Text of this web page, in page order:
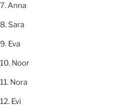
Anna
Sara
Eva
Noor
Nora
Evi